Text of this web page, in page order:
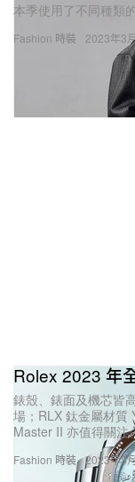
Fashion 時裝
本季使用了不同種類
2023年3
Fashion 時裝
Rolex 2023 年
錶殼、錶面及機芯皆
場；RLX 鈦金屬材質
Master II 亦值得關注
2023年3